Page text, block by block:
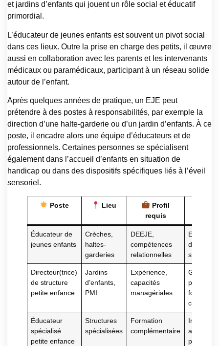
et jardins d’enfants qui jouent un rôle social et éducatif
primordial.
L’éducateur de jeunes enfants est souvent un pivot social
dans ces lieux. Outre la prise en charge des petits, il œuvre
aussi en collaboration avec les parents et les intervenants
médicaux ou paramédicaux, participant à un réseau solide
autour de l’enfant.
Après quelques années de pratique, un EJE peut
prétendre à des postes à responsabilités, par exemple la
direction d’une halte-garderie ou d’un jardin d’enfants. À ce
poste, il encadre alors une équipe d’éducateurs et de
professionnels. Certaines personnes se spécialisent
également dans l’accueil d’enfants en situation de
handicap ou dans des dispositifs spécifiques liés à l’éveil
sensoriel.
Poste Lieu
Profil
requis
Éducateur de
jeunes enfants
Crèches,
haltes-
garderies
DEEJE,
compétences
relationnelles
d’équipe,
Directeur(trice)
de structure
petite enfance
Jardins
d’enfants,
PMI
Expérience,
capacités
managériales
Gestion
projet,
formation
continue
Éducateur
spécialisé
petite enfance
Structures
spécialisées
Formation
complémentaire
auprès
publics